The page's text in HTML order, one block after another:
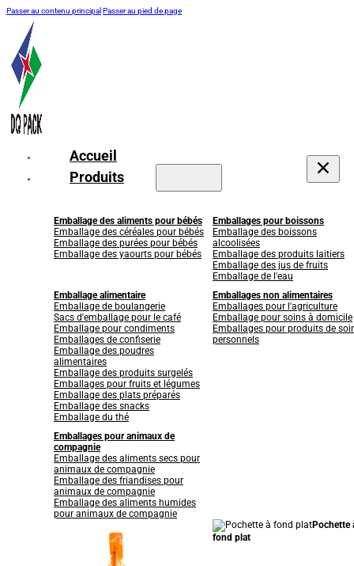
Passer au contenu principal Passer au pied de page
Accueil
Produits
Emballage des aliments pour bébés
Emballage des céréales pour bébés
Emballage des purées pour bébés
Emballage des yaourts pour bébés
Emballages pour boissons
Emballage des boissons
alcoolisées
Emballage des produits laitiers
Emballage des jus de fruits
Emballage de l'eau
Emballage alimentaire
Emballage de boulangerie
Sacs d'emballage pour le café
Emballage pour condiments
Emballages de confiserie
Emballage des poudres
alimentaires
Emballage des produits surgelés
Emballages pour fruits et légumes
Emballage des plats préparés
Emballage des snacks
Emballage du thé
Emballages non alimentaires
Emballages pour l'agriculture
Emballage pour soins à domicile
Emballages pour produits de
personnels
Emballages pour animaux de
compagnie
Emballage des aliments secs pour
animaux de compagnie
Emballage des friandises pour
animaux de compagnie
Emballage des aliments humides
pour animaux de compagnie
Pochette
fond plat